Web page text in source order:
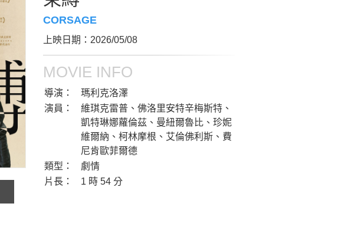
CORSAGE
上映日期：2026/05/08
MOVIE INFO
導演：
瑪利克洛澤
演員：
維琪克雷普、佛洛里安特辛梅斯特、
凱特琳娜蘿倫茲、曼紐爾魯比、珍妮
維爾納、柯林摩根、艾倫佛利斯、費
尼肯歐菲爾德
類型：
劇情
片長：
1 時 54 分